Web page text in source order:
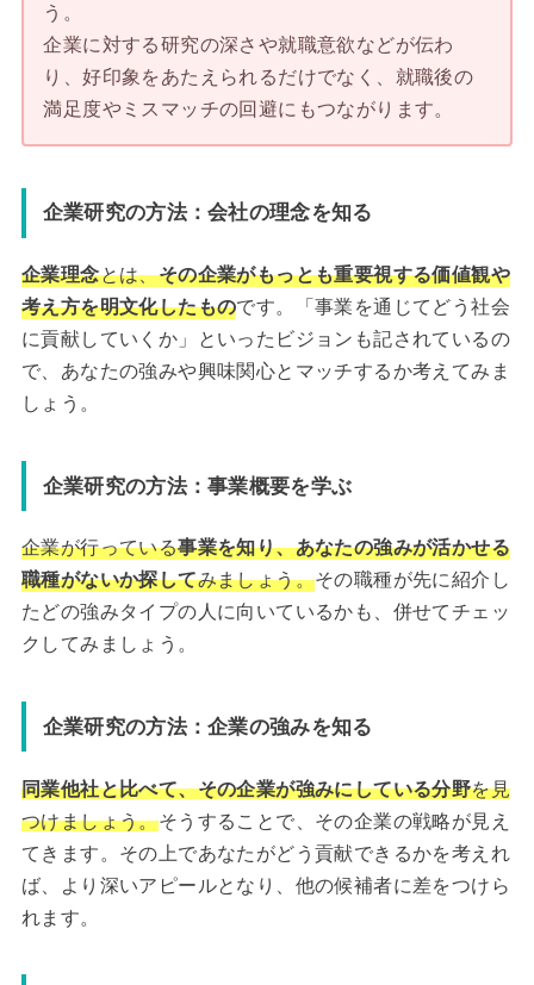
う。
企業に対する研究の深さや就職意欲などが伝わ
り、好印象をあたえられるだけでなく、就職後の
満足度やミスマッチの回避にもつながります。
企業研究の方法：会社の理念を知る
企業理念とは、その企業がもっとも重要視する価値観や
考え方を明文化したものです。「事業を通じてどう社会
に貢献していくか」といったビジョンも記されているの
で、あなたの強みや興味関心とマッチするか考えてみま
しょう。
企業研究の方法：事業概要を学ぶ
企業が行っている事業を知り、あなたの強みが活かせる
職種がないか探してみましょう。その職種が先に紹介し
たどの強みタイプの人に向いているかも、併せてチェッ
クしてみましょう。
企業研究の方法：企業の強みを知る
同業他社と比べて、その企業が強みにしている分野を見
つけましょう。そうすることで、その企業の戦略が見え
てきます。その上であなたがどう貢献できるかを考えれ
ば、より深いアピールとなり、他の候補者に差をつけら
れます。